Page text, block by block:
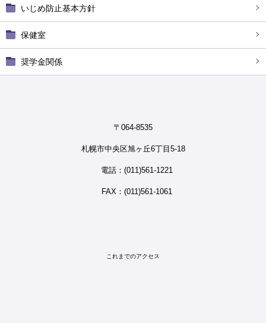
いじめ防止基本方針
保健室
奨学金関係
〒064-8535
札幌市中央区旭ヶ丘6丁目5-18
電話：(011)561-1221
FAX：(011)561-1061
これまでのアクセス